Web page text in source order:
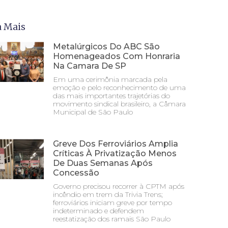
Mais
Metalúrgicos Do ABC São
Homenageados Com Honraria
Na Camara De SP
Em uma cerimônia marcada pela
emoção e pelo reconhecimento de uma
das mais importantes trajetórias do
movimento sindical brasileiro, a Câmara
Municipal de São Paulo
Greve Dos Ferroviários Amplia
Críticas À Privatização Menos
De Duas Semanas Após
Concessão
Governo precisou recorrer à CPTM após
incêndio em trem da Trivia Trens;
ferroviários iniciam greve por tempo
indeterminado e defendem
reestatização dos ramais São Paulo